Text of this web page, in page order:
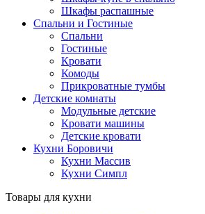
Шкафы распашные
Спальни и Гостиные
Спальни
Гостиные
Кровати
Комоды
Прикроватные тумбы
Детские комнаты
Модульные детские
Кровати машины
Детские кровати
Кухни Боровичи
Кухни Массив
Кухни Симпл
Товары для кухни